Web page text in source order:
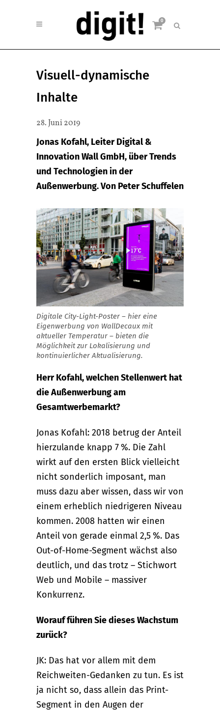
0
Visuell-dynamische
Inhalte
28. Juni 2019
Jonas Kofahl, Leiter Digital &
Innovation Wall GmbH, über Trends
und Technologien in der
Außenwerbung. Von Peter Schuffelen
Digitale City-Light-Poster – hier eine
Eigenwerbung von WallDecaux mit
aktueller Temperatur – bieten die
Möglichkeit zur Lokalisierung und
kontinuierlicher Aktualisierung.
Herr Kofahl, welchen Stellenwert hat
die Außenwerbung am
Gesamtwerbemarkt?
Jonas Kofahl: 2018 betrug der Anteil
hierzulande knapp 7 %. Die Zahl
wirkt auf den ersten Blick vielleicht
nicht sonderlich imposant, man
muss dazu aber wissen, dass wir von
einem erheblich niedrigeren Niveau
kommen. 2008 hatten wir einen
Anteil von gerade einmal 2,5 %. Das
Out-of-Home-Segment wächst also
deutlich, und das trotz – Stichwort
Web und Mobile – massiver
Konkurrenz.
Worauf führen Sie dieses Wachstum
zurück?
JK: Das hat vor allem mit dem
Reichweiten-Gedanken zu tun. Es ist
ja nicht so, dass allein das Print-
Segment in den Augen der